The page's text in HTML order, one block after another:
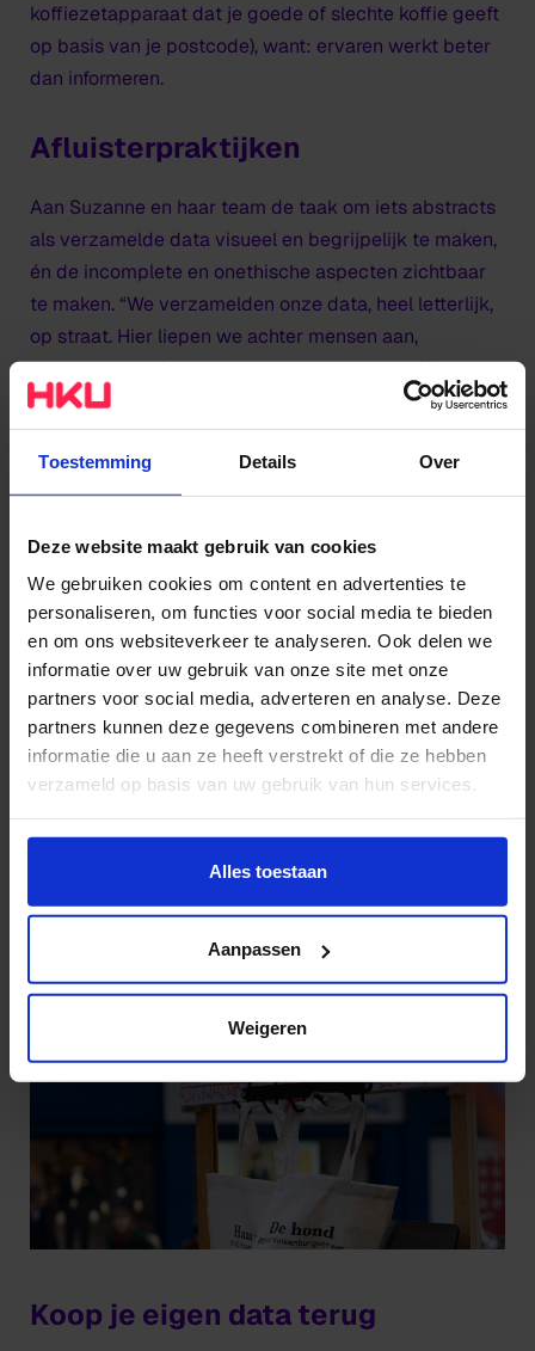
Toestemming Details Over
Deze website maakt gebruik van cookies
We gebruiken cookies om content en advertenties te
personaliseren, om functies voor social media te bieden
en om ons websiteverkeer te analyseren. Ook delen we
informatie over uw gebruik van onze site met onze
partners voor social media, adverteren en analyse. Deze
partners kunnen deze gegevens combineren met andere
informatie die u aan ze heeft verstrekt of die ze hebben
verzameld op basis van uw gebruik van hun services.
Wil je meer weten of de voorkeur aanpassen, bekijk dan
https://www.hku.nl/privacy-statement-en-
Alles toestaan
Aanpassen
Weigeren
koffiezetapparaat dat je goede of slechte koffie geeft
op basis van je postcode), want: ervaren werkt beter
dan informeren.
Afluisterpraktijken
Aan Suzanne en haar team de taak om iets abstracts
als verzamelde data visueel en begrijpelijk te maken,
én de incomplete en onethische aspecten zichtbaar
te maken. “We verzamelden onze data, heel letterlijk,
op straat. Hier liepen we achter mensen aan,
luisterden ze af en namen op wat ze zeiden. We
kwamen er tijdens het analyseren achter dat je vrij
weinig op kunt maken uit die zinnen, omdat je de
context niet kent. Eigenlijk net zoals bij cookies die je
achterlaat op een website.”
Het team creëerde in een codeerprogramma zelf een
algoritme dat de zinnen in losse stukjes knipte en in
een andere volgorde plaatste, waardoor er geheel
nieuwe zinnen ontstonden. Het resultaat: random
gemanipuleerde data.
Koop je eigen data terug